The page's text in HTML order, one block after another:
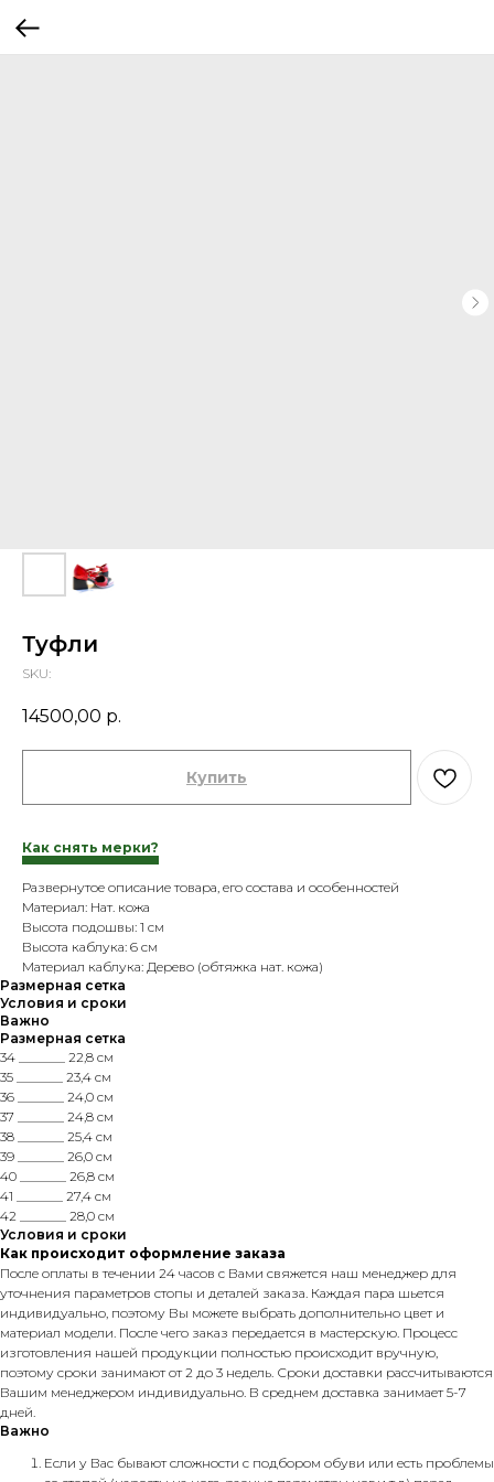
Туфли
SKU:
14500,00 р.
Купить
Как снять мерки?
Развернутое описание товара, его состава и особенностей
Материал: Нат. кожа
Высота подошвы: 1 см
Высота каблука: 6 см
Материал каблука: Дерево (обтяжка нат. кожа)
Размерная сетка
Условия и сроки
Важно
Размерная сетка
34 _______ 22,8 см
35 _______ 23,4 см
36 _______ 24,0 см
37 _______ 24,8 см
38 _______ 25,4 см
39 _______ 26,0 см
40 _______ 26,8 см
41 _______ 27,4 см
42 _______ 28,0 см
Условия и сроки
Как происходит оформление заказа
После оплаты в течении 24 часов с Вами свяжется наш менеджер для
уточнения параметров стопы и деталей заказа. Каждая пара шьется
индивидуально, поэтому Вы можете выбрать дополнительно цвет и
материал модели. После чего заказ передается в мастерскую. Процесс
изготовления нашей продукции полностью происходит вручную,
поэтому сроки занимают от 2 до 3 недель. Сроки доставки рассчитываются
Вашим менеджером индивидуально. В среднем доставка занимает 5-7
дней.
Важно
Если у Вас бывают сложности с подбором обуви или есть проблемы